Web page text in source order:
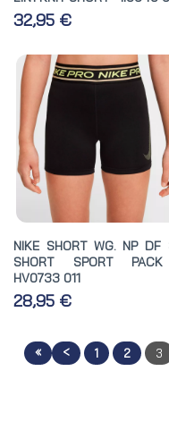
32,95 €
NIKE SHORT WG. NP DF
SHORT SPORT
HV0733 011
28,95 €
« < 1 2 3